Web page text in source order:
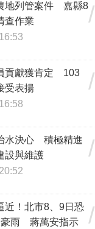
地列管案件 嘉縣8
查作業
/
貢獻獲肯定 103
受表揚
/
水決心 積極精進
設與維護
/
近！北市8、9日恐
豪雨 蔣萬安指示
/